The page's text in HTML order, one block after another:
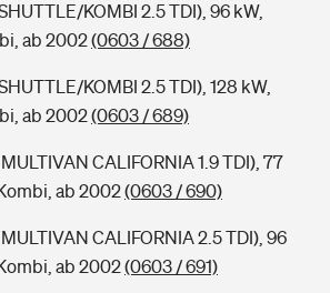
KOMBI 2.5 TDI), 96 kW,
ab 2002(0603 / 688)
KOMBI 2.5 TDI), 128 kW,
ab 2002(0603 / 689)
CALIFORNIA 1.9 TDI), 77
ab 2002(0603 / 690)
CALIFORNIA 2.5 TDI), 96
ab 2002(0603 / 691)